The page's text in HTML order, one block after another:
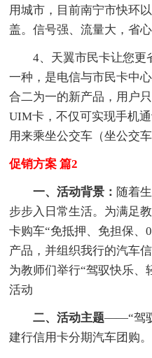
用城市，目前南宁市快环
盖。信号强、流量大，省心
4、天翼市民卡让您更
一种，是电信与市民卡中
合二为一的新产品，用户
UIM卡，不仅可实现手机
用来乘坐公交车（坐公交
促销方案 篇2
一、活动背景： 随着
步步入日常生活。为满足
卡购车“免抵押、免担保、
产品，并组织我行的汽车
为教师们举行“驾驭快乐、
活动
二、活动主题——“驾
建行信用卡分期汽车团购。